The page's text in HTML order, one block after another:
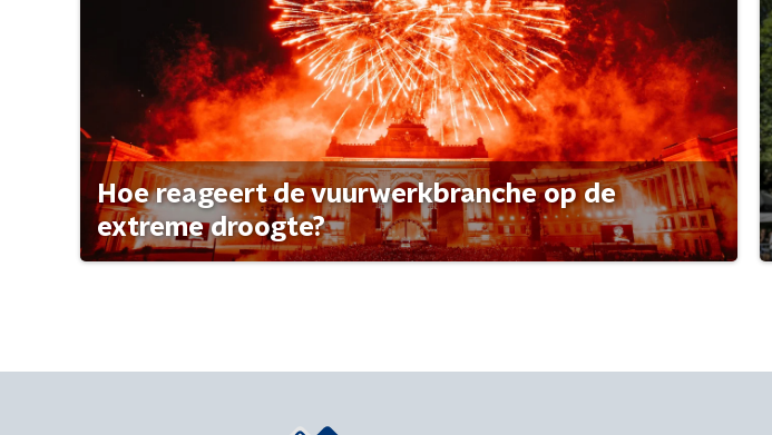
Hoe reageert de vuurwerkbranche op de
extreme droogte?